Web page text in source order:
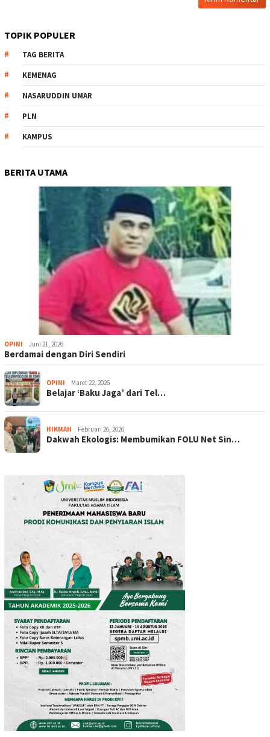
TOPIK POPULER
TAG BERITA
KEMENAG
NASARUDDIN UMAR
PLN
KAMPUS
BERITA UTAMA
OPINI Juni 21, 2026
Berdamai dengan Diri Sendiri
OPINI Maret 22, 2026
Belajar ‘Baku Jaga’ dari Tel…
HIKMAH Februari 26, 2026
Dakwah Ekologis: Membumikan FOLU Net Sin…